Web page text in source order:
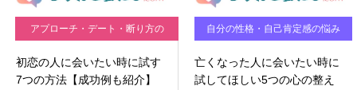
アプローチ・デート・断り方の
初恋の人に会いたい時に試す
7つの方法【成功例も紹介】
自分の性格・自己肯定感の悩み
亡くなった人に会いたい時に
試してほしい5つの心の整え